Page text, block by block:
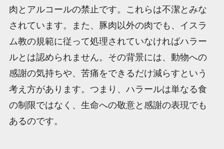
肉とアルコールの禁止です。これらは不潔とみな
されています。また、豚肉以外の肉でも、イスラ
ム教の規範に従って処理されていなければハラー
ルとは認められません。その背景には、動物への
感謝の気持ちや、苦痛をできるだけ減らすという
考え方があります。つまり、ハラールは単なる食
の制限ではなく、生命への敬意と感謝の表現でも
あるのです。